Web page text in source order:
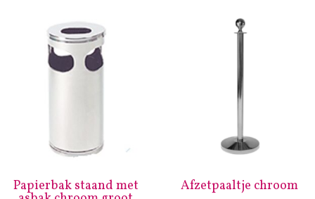
Papierbak staand met Afzetpaaltje chroom